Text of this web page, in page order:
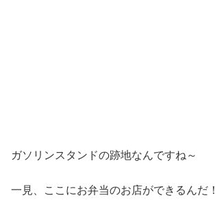
ガソリンスタンドの跡地なんですね～
一見、ここにお弁当のお店ができるんだ！